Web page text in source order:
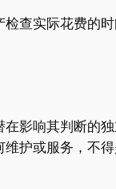
查实际花费的时
影响其判断的
护或服务，不